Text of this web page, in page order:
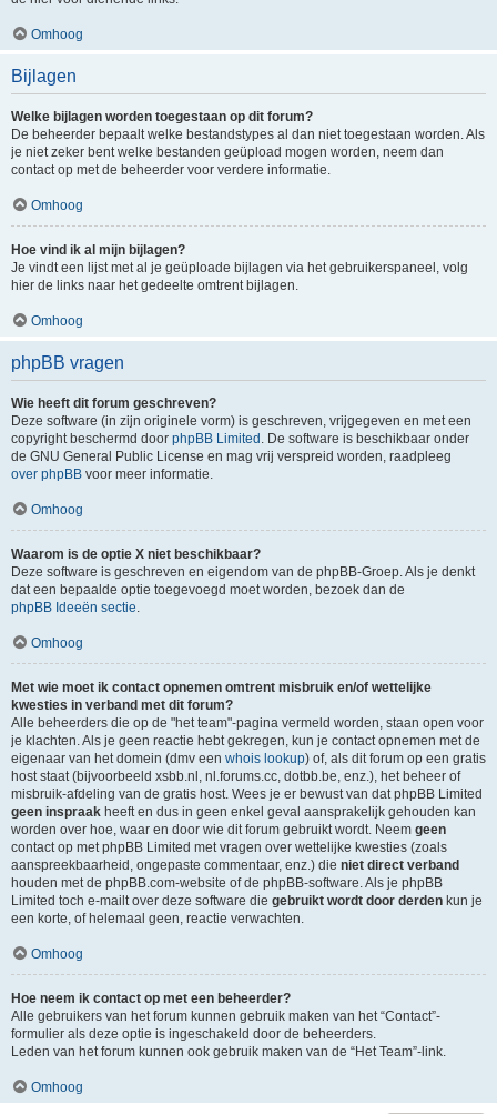
Omhoog
Bijlagen
Welke bijlagen worden toegestaan op dit forum?
De beheerder bepaalt welke bestandstypes al dan niet toegestaan worden. Als
je niet zeker bent welke bestanden geüpload mogen worden, neem dan
contact op met de beheerder voor verdere informatie.
Omhoog
Hoe vind ik al mijn bijlagen?
Je vindt een lijst met al je geüploade bijlagen via het gebruikerspaneel, volg
hier de links naar het gedeelte omtrent bijlagen.
Omhoog
phpBB vragen
Wie heeft dit forum geschreven?
Deze software (in zijn originele vorm) is geschreven, vrijgegeven en met een
copyright beschermd door phpBB Limited . De software is beschikbaar onder
de GNU General Public License en mag vrij verspreid worden, raadpleeg
over phpBB voor meer informatie.
Omhoog
Waarom is de optie X niet beschikbaar?
Deze software is geschreven en eigendom van de phpBB-Groep. Als je denkt
dat een bepaalde optie toegevoegd moet worden, bezoek dan de
phpBB Ideeën sectie.
Omhoog
Met wie moet ik contact opnemen omtrent misbruik en/of wettelijke
kwesties in verband met dit forum?
Alle beheerders die op de "het team"-pagina vermeld worden, staan open voor
je klachten. Als je geen reactie hebt gekregen, kun je contact opnemen met de
eigenaar van het domein (dmv een whois lookup) of, als dit forum op een gratis
host staat (bijvoorbeeld xsbb.nl, nl.forums.cc, dotbb.be, enz.), het beheer of
misbruik-afdeling van de gratis host. Wees je er bewust van dat phpBB Limited
geen inspraak heeft en dus in geen enkel geval aansprakelijk gehouden kan
worden over hoe, waar en door wie dit forum gebruikt wordt. Neem geen
contact op met phpBB Limited met vragen over wettelijke kwesties (zoals
aanspreekbaarheid, ongepaste commentaar, enz.) die niet direct verband
houden met de phpBB.com-website of de phpBB-software. Als je phpBB
Limited toch e-mailt over deze software die gebruikt wordt door derden kun je
een korte, of helemaal geen, reactie verwachten.
Omhoog
Hoe neem ik contact op met een beheerder?
Alle gebruikers van het forum kunnen gebruik maken van het “Contact”-
formulier als deze optie is ingeschakeld door de beheerders.
Leden van het forum kunnen ook gebruik maken van de “Het Team”-link.
Omhoog